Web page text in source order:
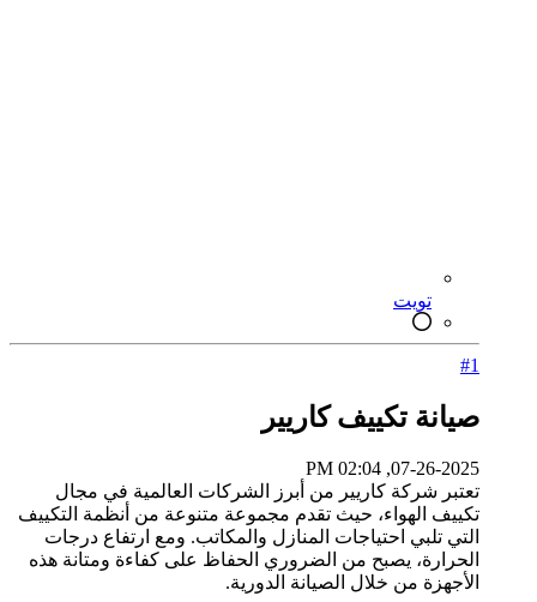
تويت
#1
صيانة تكييف كاريير
07-26-2025, 02:04 PM
تعتبر شركة كاريير من أبرز الشركات العالمية في مجال
تكييف الهواء، حيث تقدم مجموعة متنوعة من أنظمة التكييف
التي تلبي احتياجات المنازل والمكاتب. ومع ارتفاع درجات
الحرارة، يصبح من الضروري الحفاظ على كفاءة ومتانة هذه
الأجهزة من خلال الصيانة الدورية.